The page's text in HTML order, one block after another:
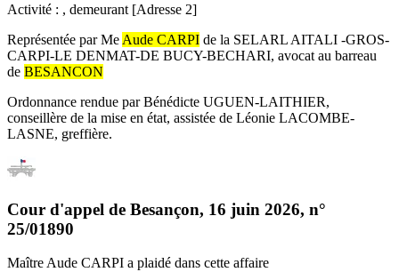
Activité : , demeurant [Adresse 2]
Représentée par Me Aude CARPI de la SELARL AITALI -GROS-
CARPI-LE DENMAT-DE BUCY-BECHARI, avocat au barreau
de BESANCON
Ordonnance rendue par Bénédicte UGUEN-LAITHIER,
conseillère de la mise en état, assistée de Léonie LACOMBE-
LASNE, greffière.
Cour d'appel de Besançon, 16 juin 2026, n°
25/01890
Maître Aude CARPI a plaidé dans cette affaire